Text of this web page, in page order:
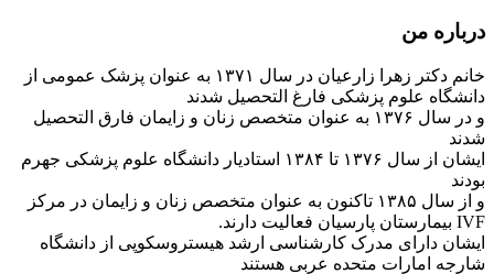
درباره من
خانم دکتر زهرا زارعیان در سال ۱۳۷۱ به عنوان پزشک عمومی از
دانشگاه علوم پزشکی فارغ التحصیل شدند
و در سال ۱۳۷۶ به عنوان متخصص زنان و زایمان فارق التحصیل
شدند
ایشان از سال ۱۳۷۶ تا ۱۳۸۴ استادیار دانشگاه علوم پزشکی جهرم
بودند
و از سال ۱۳۸۵ تاکنون به عنوان متخصص زنان و زایمان در مرکز
IVF بیمارستان پارسیان فعالیت دارند.
ایشان دارای مدرک کارشناسی ارشد هیستروسکوپی از دانشگاه
شارجه امارات متحده عربی هستند